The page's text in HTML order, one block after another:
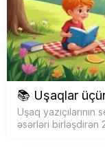
📚 Uşaqlar
Uşaq
əsərləri birləşdirən